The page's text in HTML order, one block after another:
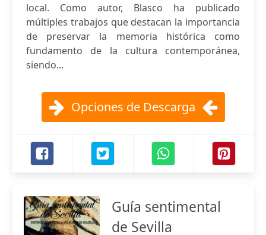
local. Como autor, Blasco ha publicado
múltiples trabajos que destacan la importancia
de preservar la memoria histórica como
fundamento de la cultura contemporánea,
siendo...
Opciones de Descarga
Guía sentimental
de Sevilla